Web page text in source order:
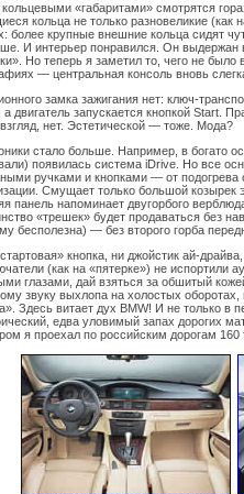
«габаритами» смотрятся
кольца не только разновеликие (как
более крупные внешние кольца сидят
И интерьер понравился. Он выдержан
Но теперь я заметил то, чего не было
— центральная консоль вновь
замка зажигания нет: ключ-
а двигатель запускается кнопкой Start.
нет. Эстетической — тоже. Мода?
стало больше. Например, в богато
появилась система iDrive. Но все
ручками и кнопками — от подогрева
Смущает только большой козырек
панель напоминает двугорбого
«трешек» будет продаваться без
бесполезна) — без второго горба
кнопка, ни джойстик ай-
(как на «пятерке») не испортили
глазами, дай взяться за обшитый
звуку выхлопа на холостых
Здесь витает дух BMW! И не только в
едва уловимый запах дорогих
я проехал по российским дорогам